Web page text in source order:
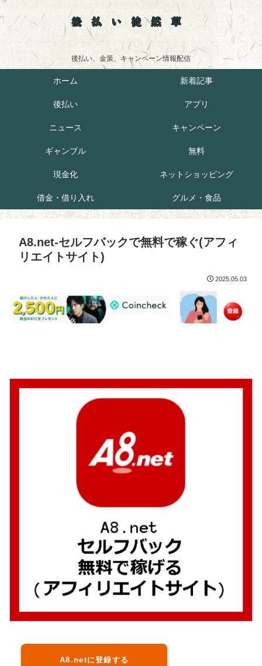
後払い徒然草
後払い、金策、キャンペーン情報配信
ホーム 新着記事
後払い アプリ
ニュース キャンペーン
ギャンブル 無料
現金化 ネットショッピング
借金・借り入れ グルメ・食品
A8.net-セルフバックで無料で稼ぐ(アフィ
リエイトサイト)
2025.05.03
A8.netに登録する